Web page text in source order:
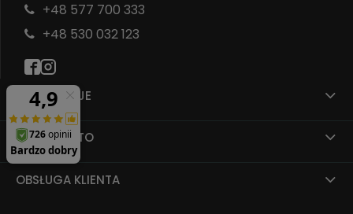
INFORMACJE
MOJE KONTO
OBSŁUGA KLIENTA
+48 577 700 333
+48 530 032 123